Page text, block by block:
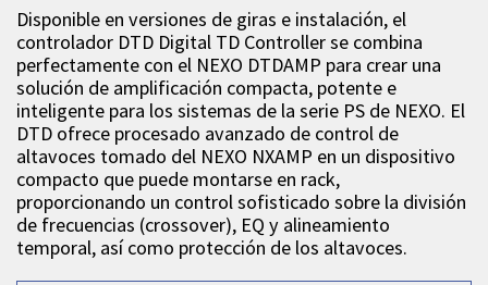
Disponible en versiones de giras e instalación, el
controlador DTD Digital TD Controller se combina
perfectamente con el NEXO DTDAMP para crear una
solución de amplificación compacta, potente e
inteligente para los sistemas de la serie PS de NEXO. El
DTD ofrece procesado avanzado de control de
altavoces tomado del NEXO NXAMP en un dispositivo
compacto que puede montarse en rack,
proporcionando un control sofisticado sobre la división
de frecuencias (crossover), EQ y alineamiento
temporal, así como protección de los altavoces.